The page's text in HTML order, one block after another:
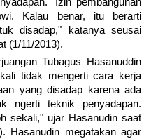
"Izin pembangunan
Kalau benar, itu berarti
disadap," katanya seusai
(1/11/2013).
Tubagus Hasanuddin
tidak mengerti cara kerja
yang disadap karena ada
ngerti teknik penyadapan.
sekali," ujar Hasanudin saat
Hasanudin megatakan agar